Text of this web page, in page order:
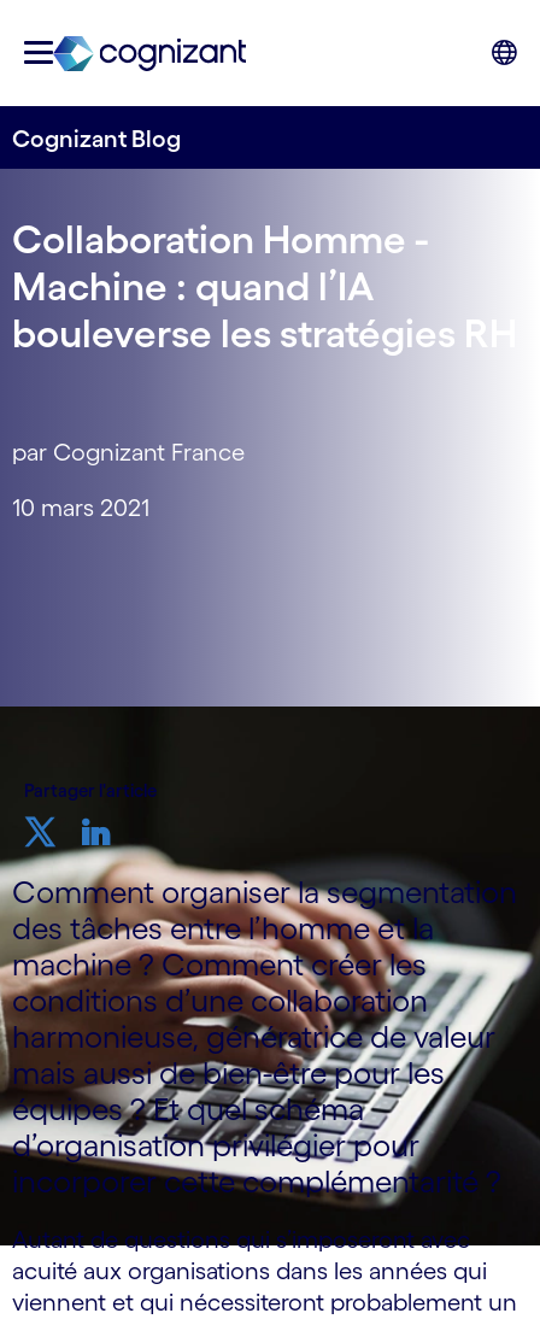
Cognizant Blog
Collaboration Homme -
Machine : quand l’IA
bouleverse les stratégies RH
par Cognizant France
10 mars 2021
Partager l'article
Comment organiser la segmentation
des tâches entre l’homme et la
machine ? Comment créer les
conditions d’une collaboration
harmonieuse, génératrice de valeur
mais aussi de bien-être pour les
équipes ? Et quel schéma
d’organisation privilégier pour
incorporer cette complémentarité ?
Autant de questions qui s’imposeront avec
acuité aux organisations dans les années qui
viennent et qui nécessiteront probablement un